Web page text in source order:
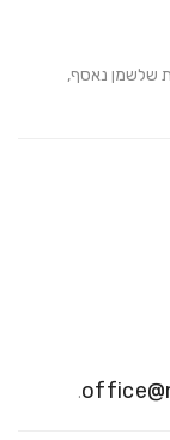
שלשמן נאסף,
.